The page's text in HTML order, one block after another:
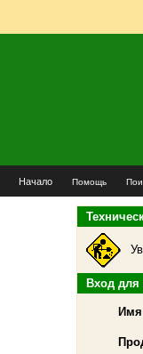
Начало Помощь
Вход для
Имя